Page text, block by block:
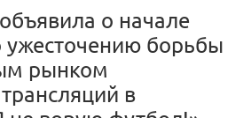
о начале
ужесточению борьбы
рынком
в